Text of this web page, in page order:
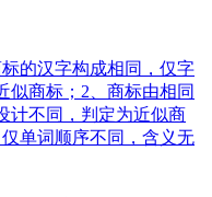
的汉字构成相同，仅字
似商标；2、商标由相同
计不同，判定为近似商
单词顺序不同，含义无